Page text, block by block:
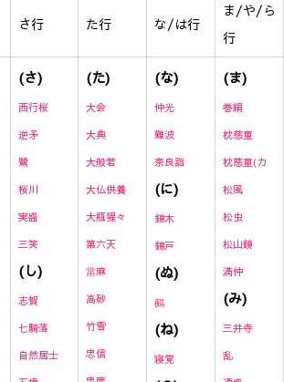
さ行 た行 な/は行
ま/や/ら
行
(さ)
西行桜
逆矛
鷺
桜川
実盛
三笑
(し)
志賀
七騎落
自然居士
(た)
大会
大典
大般若
大仏供養
大瓶猩々
第六天
當麻
高砂
竹雪
忠信
(な)
仲光
難波
奈良詣
(に)
錦木
錦戸
(ぬ)
鵺
(ね)
寝覚
(ま)
巻絹
枕慈童
枕慈童(カ
松風
松虫
松山鏡
満仲
(み)
三井寺
乱